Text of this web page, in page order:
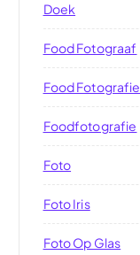
Doek
Food Fotograaf
Food Fotografie
Foodfotografie
Foto
Foto Iris
Foto Op Glas